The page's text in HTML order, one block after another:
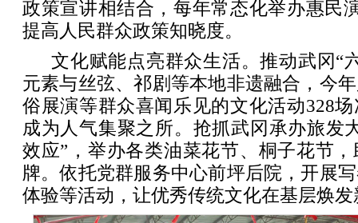
政策宣讲相结合，每年常态化举办惠民
提高人民群众政策知晓度。
文化赋能点亮群众生活。推动武冈“
元素与丝弦、祁剧等本地非遗融合，今
俗展演等群众喜闻乐见的文化活动328
成为人气集聚之所。抢抓武冈承办旅发
效应”，举办各类油菜花节、桐子花节
牌。依托党群服务中心前坪后院，开展
体验等活动，让优秀传统文化在基层焕